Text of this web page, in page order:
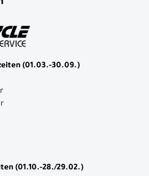
(01.03.-30.09.)
(01.10.-28./29.02.)